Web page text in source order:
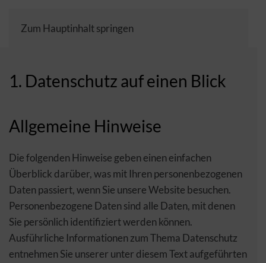
Zum Hauptinhalt springen
1. Datenschutz auf einen Blick
Allgemeine Hinweise
Die folgenden Hinweise geben einen einfachen
Überblick darüber, was mit Ihren personenbezogenen
Daten passiert, wenn Sie unsere Website besuchen.
Personenbezogene Daten sind alle Daten, mit denen
Sie persönlich identifiziert werden können.
Ausführliche Informationen zum Thema Datenschutz
entnehmen Sie unserer unter diesem Text aufgeführten